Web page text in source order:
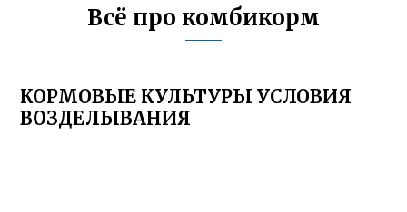
Всё про комбикорм
КОРМОВЫЕ КУЛЬТУРЫ УСЛОВИЯ
ВОЗДЕЛЫВАНИЯ